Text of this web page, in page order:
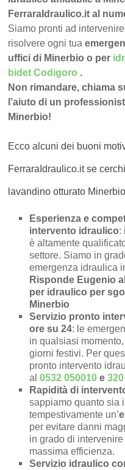
FerraraIdraulico.it al
Siamo pronti ad
risolvere ogni tua
uffici di Minerbio o per
bidet Codigoro .
Non rimandare, chiama
l’aiuto di un
Minerbio!
Ecco alcuni dei buoni
FerraraIdraulico.it se
lavandino otturato Minerbio
Esperienza e
intervento idraulico:
è altamente
settore. Siamo in
emergenza idraulica
Risponde Eugenio
per idraulico per
Minerbio
Servizio pronto
ore su 24: le
in qualsiasi
giorni festivi. Per
pronto intervento
al0532 050010 e
Rapidità di
sappiamo quanto sia
tempestivamente un’
per evitare danni
in grado di
massima efficienza.
Servizio idraulico